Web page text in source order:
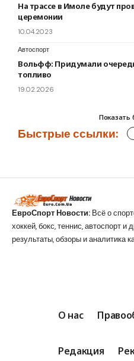
На трассе в Имоле будут
церемонии
10.04.2023
Автоспорт
Вольфф: Придумали
топливо
19.02.2026
Показать
Быстрые ссылки:
ЕвроСпорт Новости: Всё о
хоккей, бокс, теннис, автоспорт
результаты, обзоры и аналитика
О нас
Редакция